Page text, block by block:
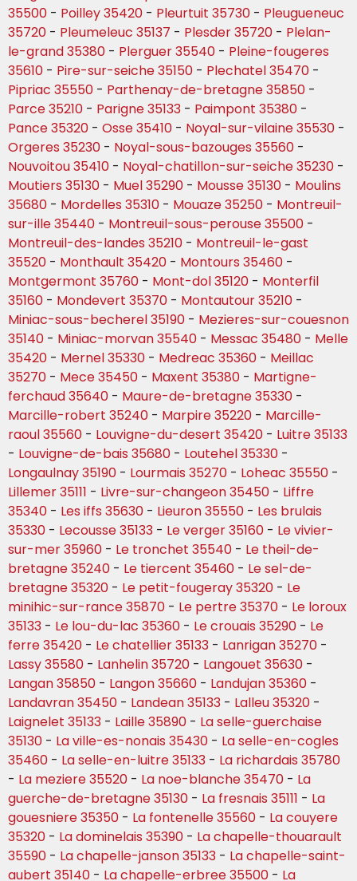
35500 - Poilley 35420 - Pleurtuit 35730 - Pleugueneuc
35720 - Pleumeleuc 35137 - Plesder 35720 - Plelan-
le-grand 35380 - Plerguer 35540 - Pleine-fougeres
35610 - Pire-sur-seiche 35150 - Plechatel 35470 -
Pipriac 35550 - Parthenay-de-bretagne 35850 -
Parce 35210 - Parigne 35133 - Paimpont 35380 -
Pance 35320 - Osse 35410 - Noyal-sur-vilaine 35530 -
Orgeres 35230 - Noyal-sous-bazouges 35560 -
Nouvoitou 35410 - Noyal-chatillon-sur-seiche 35230 -
Moutiers 35130 - Muel 35290 - Mousse 35130 - Moulins
35680 - Mordelles 35310 - Mouaze 35250 - Montreuil-
sur-ille 35440 - Montreuil-sous-perouse 35500 -
Montreuil-des-landes 35210 - Montreuil-le-gast
35520 - Monthault 35420 - Montours 35460 -
Montgermont 35760 - Mont-dol 35120 - Monterfil
35160 - Mondevert 35370 - Montautour 35210 -
Miniac-sous-becherel 35190 - Mezieres-sur-couesnon
35140 - Miniac-morvan 35540 - Messac 35480 - Melle
35420 - Mernel 35330 - Medreac 35360 - Meillac
35270 - Mece 35450 - Maxent 35380 - Martigne-
ferchaud 35640 - Maure-de-bretagne 35330 -
Marcille-robert 35240 - Marpire 35220 - Marcille-
raoul 35560 - Louvigne-du-desert 35420 - Luitre 35133
- Louvigne-de-bais 35680 - Loutehel 35330 -
Longaulnay 35190 - Lourmais 35270 - Loheac 35550 -
Lillemer 35111 - Livre-sur-changeon 35450 - Liffre
35340 - Les iffs 35630 - Lieuron 35550 - Les brulais
35330 - Lecousse 35133 - Le verger 35160 - Le vivier-
sur-mer 35960 - Le tronchet 35540 - Le theil-de-
bretagne 35240 - Le tiercent 35460 - Le sel-de-
bretagne 35320 - Le petit-fougeray 35320 - Le
minihic-sur-rance 35870 - Le pertre 35370 - Le loroux
35133 - Le lou-du-lac 35360 - Le crouais 35290 - Le
ferre 35420 - Le chatellier 35133 - Lanrigan 35270 -
Lassy 35580 - Lanhelin 35720 - Langouet 35630 -
Langan 35850 - Langon 35660 - Landujan 35360 -
Landavran 35450 - Landean 35133 - Lalleu 35320 -
Laignelet 35133 - Laille 35890 - La selle-guerchaise
35130 - La ville-es-nonais 35430 - La selle-en-cogles
35460 - La selle-en-luitre 35133 - La richardais 35780
- La meziere 35520 - La noe-blanche 35470 - La
guerche-de-bretagne 35130 - La fresnais 35111 - La
gouesniere 35350 - La fontenelle 35560 - La couyere
35320 - La dominelais 35390 - La chapelle-thouarault
35590 - La chapelle-janson 35133 - La chapelle-saint-
aubert 35140 - La chapelle-erbree 35500 - La